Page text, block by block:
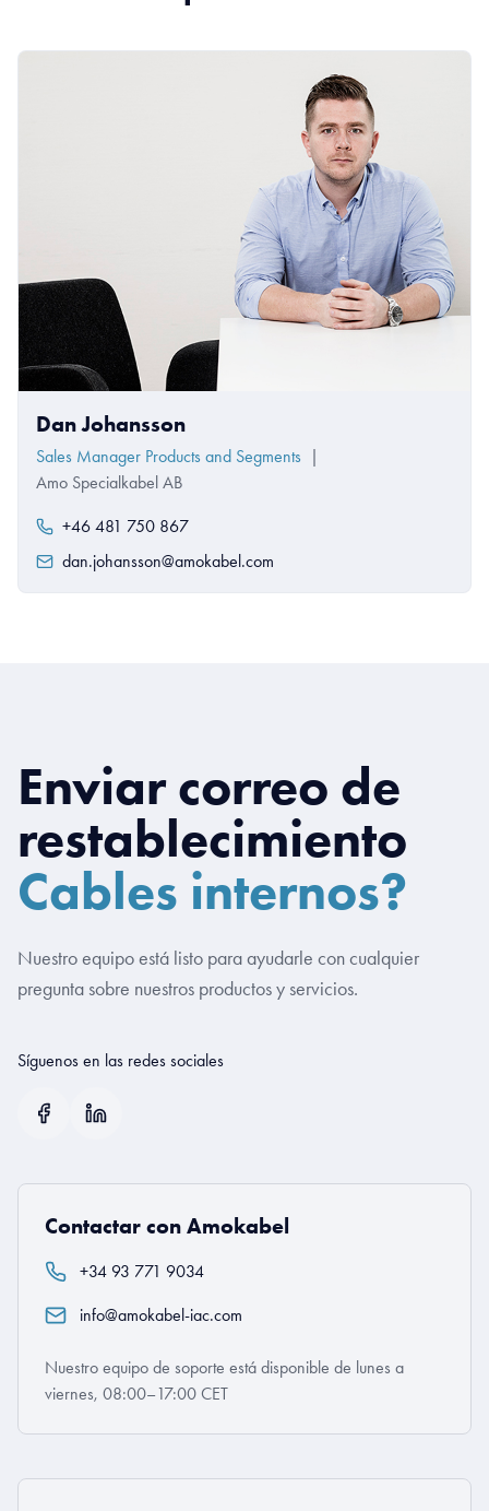
Dan Johansson
Sales Manager Products and Segments
|
Amo Specialkabel AB
+46 481 750 867
dan.johansson@amokabel.com
Enviar correo de
restablecimiento
Cables internos?
Nuestro equipo está listo para ayudarle con cualquier
pregunta sobre nuestros productos y servicios.
Síguenos en las redes sociales
Contactar con Amokabel
+34 93 771 9034
info@amokabel-iac.com
Nuestro equipo de soporte está disponible de lunes a
viernes, 08:00–17:00 CET